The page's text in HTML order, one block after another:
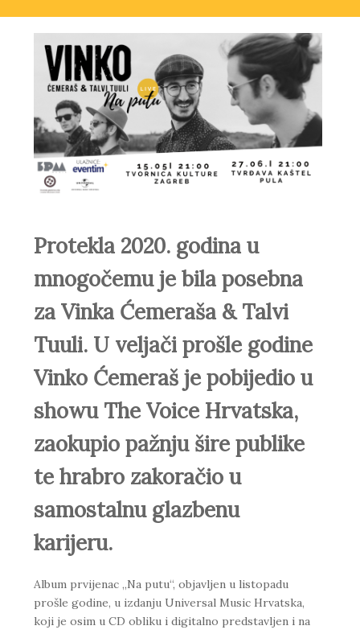
Protekla 2020. godina u
mnogočemu je bila posebna
za Vinka Ćemeraša & Talvi
Tuuli. U veljači prošle godine
Vinko Ćemeraš je pobijedio u
showu The Voice Hrvatska,
zaokupio pažnju šire publike
te hrabro zakoračio u
samostalnu glazbenu
karijeru.
Album prvijenac „Na putu“, objavljen u listopadu
prošle godine, u izdanju Universal Music Hrvatska,
koji je osim u CD obliku i digitalno predstavljen i na